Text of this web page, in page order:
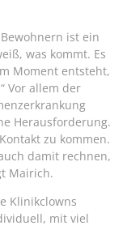
ist ein
was kommt. Es
Moment entsteht,
Vor allem der
Herausforderung.
zu kommen.
damit rechnen,
Mairich.
Klinikclowns
mit viel